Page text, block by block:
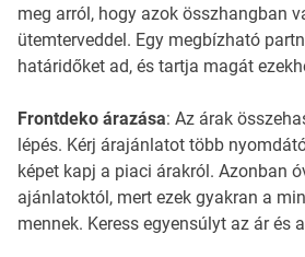
meg arról, hogy azok összhangban
ütemterveddel. Egy megbízható
határidőket ad, és tartja magát
Frontdeko árazása: Az árak
lépés. Kérj árajánlatot több
képet kapj a piaci árakról. Azonban
ajánlatoktól, mert ezek gyakran a
mennek. Keress egyensúlyt az ár és